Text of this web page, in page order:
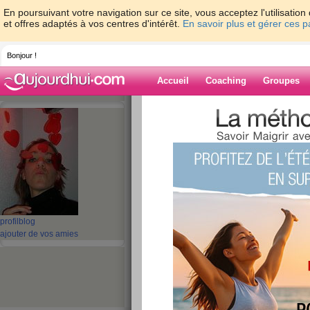
En poursuivant votre navigation sur ce site, vous acceptez
et offres adaptés à vos centres d'intérêt. En savoir plus et gérer ces
Bonjour !
Accueil Coaching Groupes
profil blog
ajouter de vos amies
> > On a de la
Blog de cilie
On a de la
Coucou les winneuses !!!!!!!!
Bon bah là nous sommes battues à plat de
Regardez cette vidéo et régalez vous